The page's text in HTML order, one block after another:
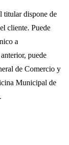
titular dispone de
cliente. Puede
a
puede
de Comercio y
Municipal de